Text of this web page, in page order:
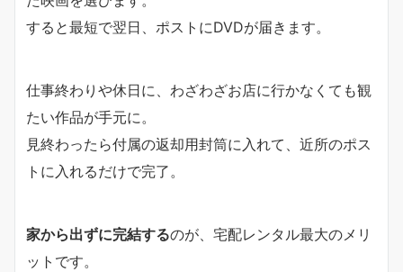
すると最短で翌日、ポストにDVDが届きます。
仕事終わりや休日に、わざわざお店に行かなくても観
たい作品が手元に。
見終わったら付属の返却用封筒に入れて、近所のポス
トに入れるだけで完了。
家から出ずに完結するのが、宅配レンタル最大のメリ
ットです。